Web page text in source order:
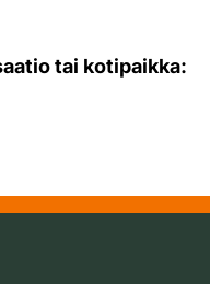
tai kotipaikka: